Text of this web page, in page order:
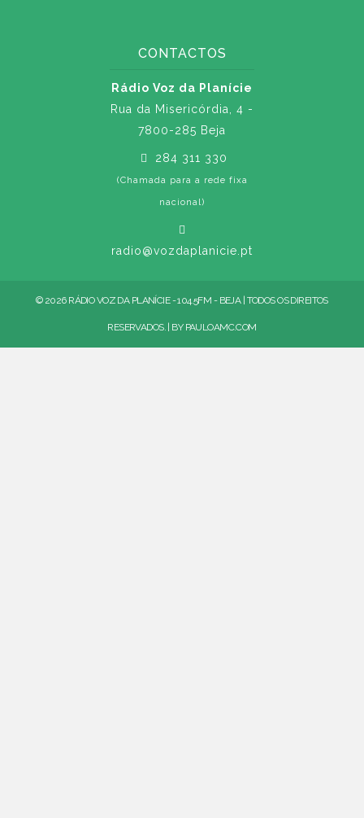
CONTACTOS
Rádio Voz da Planície
Rua da Misericórdia, 4 -
7800-285 Beja
284 311 330
(Chamada para a rede fixa
nacional)
radio@vozdaplanicie.pt
© 2026 RÁDIO VOZ DA PLANÍCIE - 104.5FM - BEJA | TODOS OS DIREITOS
RESERVADOS. | BY PAULOAMC.COM